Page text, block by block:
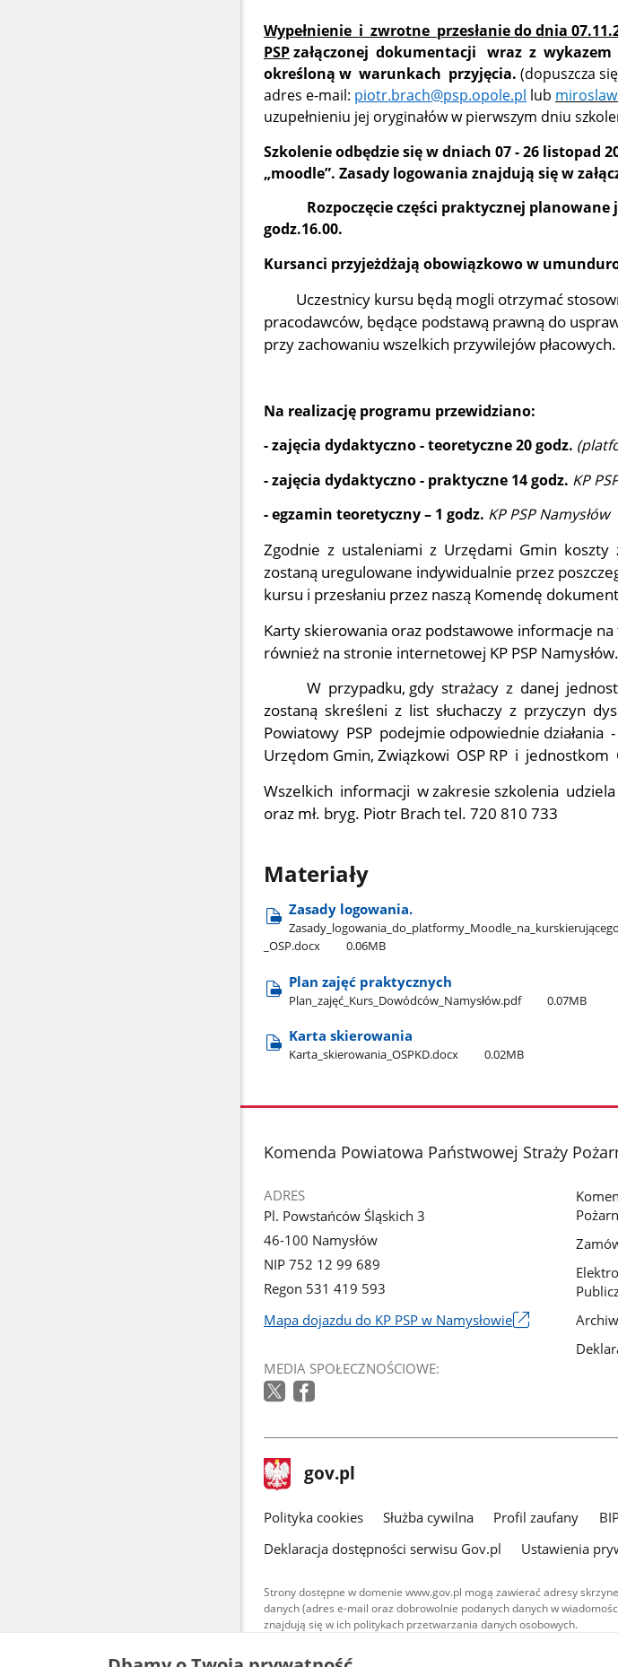
Wypełnienie i zwrotne przesłanie do dnia
PSPzałączonej dokumentacji wraz z
określoną w warunkach przyjęcia. (dopuszcza
adres e-mail: piotr.brach@psp.opole.pl lub
uzupełnieniu jej oryginałów w pierwszym dniu
Szkolenie odbędzie się w dniach 07 - 26 listopad
„moodle”. Zasady logowania znajdują się w
Rozpoczęcie części praktycznej planowane
godz.16.00.
Kursanci przyjeżdżają obowiązkowo w
Uczestnicy kursu będą mogli otrzymać
pracodawców, będące podstawą prawną do
przy zachowaniu wszelkich przywilejów płacowych.
Na realizację programu przewidziano:
- zajęcia dydaktyczno - teoretyczne 20 godz.
- zajęcia dydaktyczno - praktyczne 14 godz. KP
- egzamin teoretyczny – 1 godz. KP PSP Namysłów
Zgodnie z ustaleniami z Urzędami Gmin koszty
zostaną uregulowane indywidualnie przez
kursu i przesłaniu przez naszą Komendę
Karty skierowania oraz podstawowe informacje
również na stronie internetowej KP PSP Namysłów.
W przypadku, gdy strażacy z danej
zostaną skreśleni z list słuchaczy z przyczyn
Powiatowy PSP podejmie odpowiednie
Urzędom Gmin, Związkowi OSP RP i jednostkom
Wszelkich informacji w zakresie szkolenia
oraz mł. bryg. Piotr Brach tel. 720 810 733
Materiały
Zasady logowania.
_OSP.docx
0.06MB
Plan zajęć praktycznych
Plan​_zajęć​_Kurs​_Dowódców​_Namysłów.pdf 0.07MB
Karta skierowania
Karta​_skierowania​_OSPKD.docx 0.02MB
stopka
Komenda Powiatowa Państwowej Straży
ADRES
Pl. Powstańców Śląskich 3
46-100 Namysłów
NIP 752 12 99 689
Regon 531 419 593
Mapa dojazdu do KP PSP w Namysłowie
się
w
MEDIA SPOŁECZNOŚCIOWE:
stopka
gov.pl Strona
gov.pl
gov.pl
Polityka cookies Służba cywilna Profil zaufany
Deklaracja dostępności serwisu Gov.pl
Ustawienia
Strony dostępne w domenie www.gov.pl mogą zawierać adresy
danych (adres e-mail oraz dobrowolnie podanych danych w
znajdują się w ich politykach przetwarzania danych osobowych.
Treści tekstowe publikowane w serwisie (z wyłączeniem